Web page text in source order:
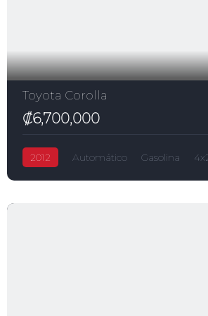
Toyota Corolla
₡6,700,000
2012 Automático Gasolina